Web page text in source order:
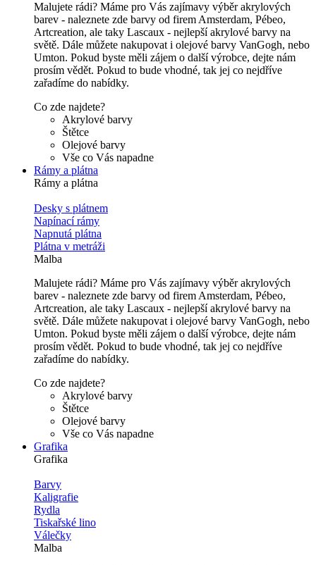
Malujete rádi? Máme pro Vás zajímavy výběr akrylových
barev - naleznete zde barvy od firem Amsterdam, Pébeo,
Artcreation, ale taky Lascaux - nejlepší akrylové barvy na
světě. Dále můžete nakupovat i olejové barvy VanGogh, nebo
Umton. Pokud byste měli zájem o další výrobce, dejte nám
prosím vědět. Pokud to bude vhodné, tak jej co nejdříve
zařadíme do nabídky.
Co zde najdete?
Akrylové barvy
Štětce
Olejové barvy
Vše co Vás napadne
Rámy a plátna
Rámy a plátna
Desky s plátnem
Napínací rámy
Napnutá plátna
Plátna v metráži
Malba
Malujete rádi? Máme pro Vás zajímavy výběr akrylových
barev - naleznete zde barvy od firem Amsterdam, Pébeo,
Artcreation, ale taky Lascaux - nejlepší akrylové barvy na
světě. Dále můžete nakupovat i olejové barvy VanGogh, nebo
Umton. Pokud byste měli zájem o další výrobce, dejte nám
prosím vědět. Pokud to bude vhodné, tak jej co nejdříve
zařadíme do nabídky.
Co zde najdete?
Akrylové barvy
Štětce
Olejové barvy
Vše co Vás napadne
Grafika
Grafika
Barvy
Kaligrafie
Rydla
Tiskařské lino
Válečky
Malba